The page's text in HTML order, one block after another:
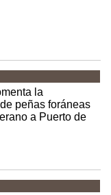
la
peñas foráneas
a Puerto de